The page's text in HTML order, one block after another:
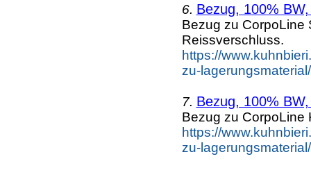
6. Bezug, 100%
Bezug zu CorpoLine
Reissverschluss.
https://
zu-
7. Bezug, 100%
Bezug zu CorpoLine
https://
zu-